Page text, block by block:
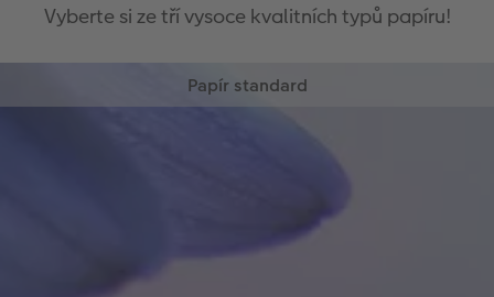
Vyberte si ze tří vysoce kvalitních typů papíru!